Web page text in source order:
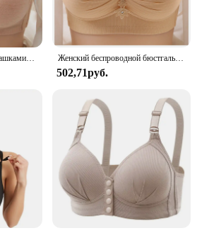
Женский бюстгальтер с чашками пуш-ап Женский беспроводной бюстгальтер пуш-ап, удобная поддержка, бюстгальтеры без косточек с регулируемыми бретелями, удобный однотонный бюстгальтер без косточек, повседневное нижнее белье
502,71руб.